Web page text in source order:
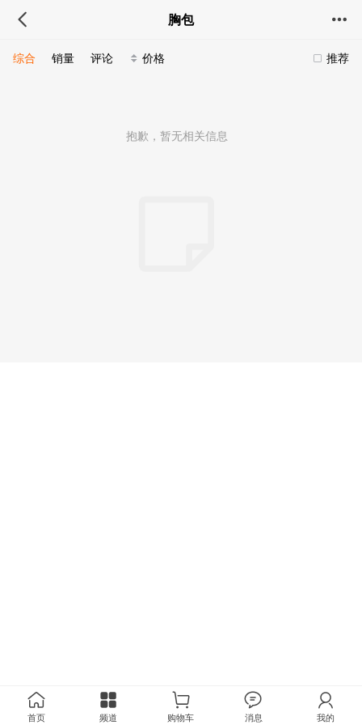
胸包
推荐
综合 销量 评论 价格
抱歉，暂无相关信息
首页 频道 购物车 消息 我的